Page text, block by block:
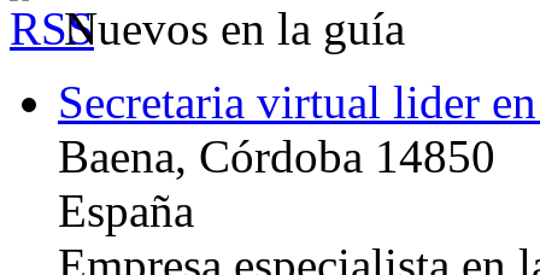
Nuevos en la guía
Secretaria virtual lider
Baena, Córdoba 14850
España
Empresa especialista en